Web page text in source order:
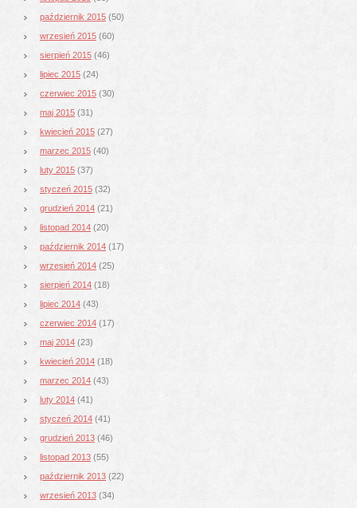
październik 2015 (50)
wrzesień 2015 (60)
sierpień 2015 (46)
lipiec 2015 (24)
czerwiec 2015 (30)
maj 2015 (31)
kwiecień 2015 (27)
marzec 2015 (40)
luty 2015 (37)
styczeń 2015 (32)
grudzień 2014 (21)
listopad 2014 (20)
październik 2014 (17)
wrzesień 2014 (25)
sierpień 2014 (18)
lipiec 2014 (43)
czerwiec 2014 (17)
maj 2014 (23)
kwiecień 2014 (18)
marzec 2014 (43)
luty 2014 (41)
styczeń 2014 (41)
grudzień 2013 (46)
listopad 2013 (55)
październik 2013 (22)
wrzesień 2013 (34)